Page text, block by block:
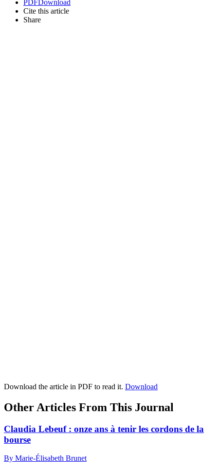
PDF Download
Cite this article
Share
Download the article in PDF to read it. Download
Other Articles From This Journal
Claudia Lebeuf : onze ans à tenir les cordons de la
bourse
By Marie-Élisabeth Brunet